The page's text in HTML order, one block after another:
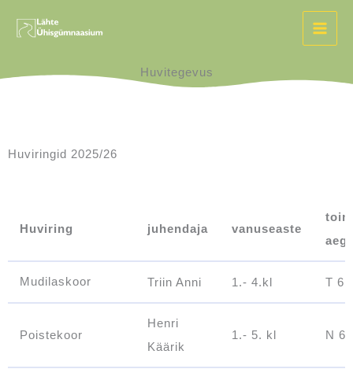
Huvitegevus
Huviringid 2025/26
Huviring juhendaja vanuseaste
aeg
Mudilaskoor Triin Anni 1.- 4.kl T 6.t
Poistekoor
Henri
Käärik
1.- 5. kl N 6.t